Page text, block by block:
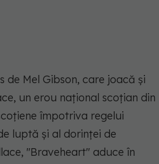
de Mel Gibson, care joacă și
un erou național scoțian din
împotriva regelui
luptă și al dorinței de
"Braveheart" aduce în